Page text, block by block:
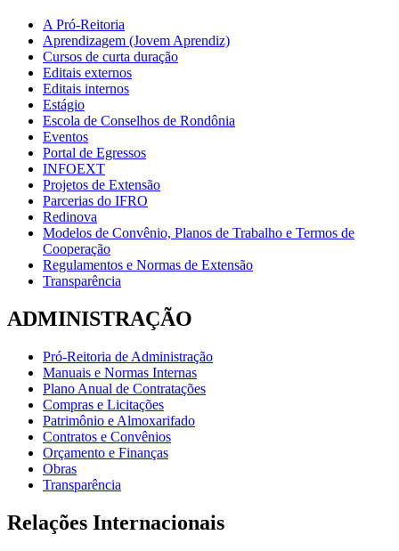
A Pró-Reitoria
Aprendizagem (Jovem Aprendiz)
Cursos de curta duração
Editais externos
Editais internos
Estágio
Escola de Conselhos de Rondônia
Eventos
Portal de Egressos
INFOEXT
Projetos de Extensão
Parcerias do IFRO
Redinova
Modelos de Convênio, Planos de Trabalho e Termos de
Cooperação
Regulamentos e Normas de Extensão
Transparência
ADMINISTRAÇÃO
Pró-Reitoria de Administração
Manuais e Normas Internas
Plano Anual de Contratações
Compras e Licitações
Patrimônio e Almoxarifado
Contratos e Convênios
Orçamento e Finanças
Obras
Transparência
Relações Internacionais